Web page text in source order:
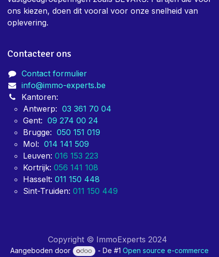
ons kiezen, doen dit vooral voor onze snelheid van
oplevering.
Contacteer ons
Contact formulier
info@immo-experts.be
Kantoren:
Antwerp: 03 361 70 04
Gent: 09 274 00 24
Brugge: 050 151 019
Mol: 014 141 509
Leuven: 016 153 223
Kortrijk: 056 141 108
Hasselt: 011 150 448
Sint-Truiden: 011 150 449
Copyright © ImmoExperts 2024
Aangeboden door - De #1Open source e-commerce